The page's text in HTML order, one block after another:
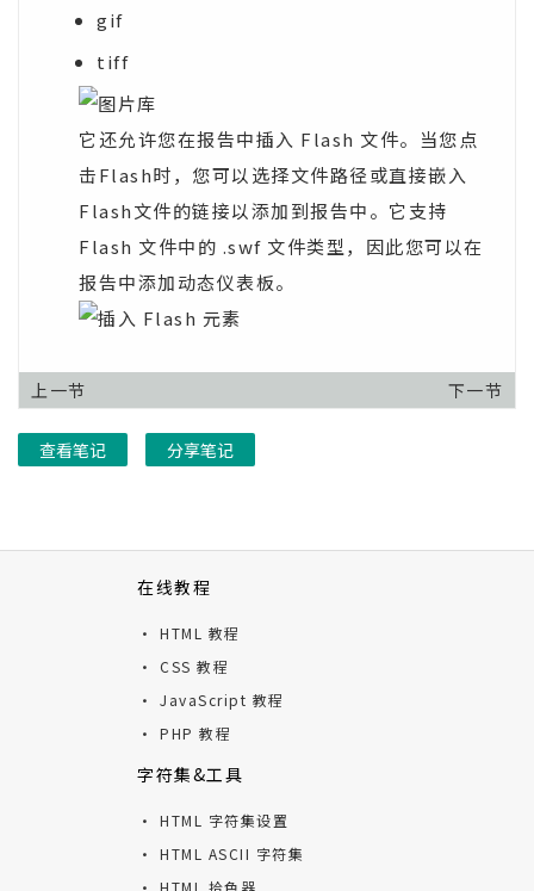
gif
tiff
它还允许您在报告中插入 Flash 文件。当您点
击Flash时，您可以选择文件路径或直接嵌入
Flash文件的链接以添加到报告中。它支持
Flash 文件中的 .swf 文件类型，因此您可以在
报告中添加动态仪表板。
上一节 下一节
查看笔记 分享笔记
在线教程
· HTML 教程
· CSS 教程
· JavaScript 教程
· PHP 教程
字符集&工具
· HTML 字符集设置
· HTML ASCII 字符集
· HTML 拾色器